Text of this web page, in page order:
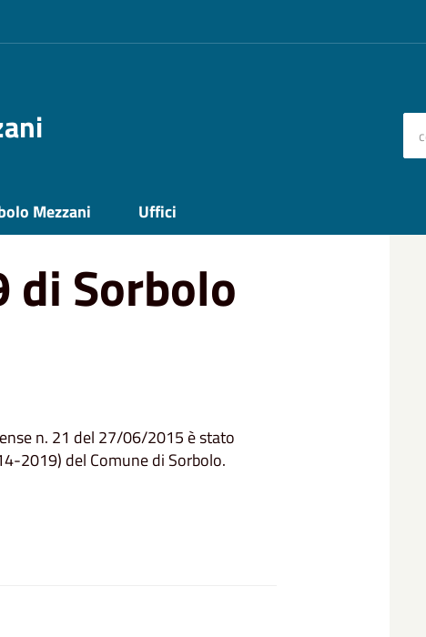
Mezzani Uffici
di Sorbolo
n. 21 del 27/06/2015 è stato
2019) del Comune di Sorbolo.